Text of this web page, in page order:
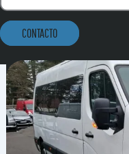
CONTACTO